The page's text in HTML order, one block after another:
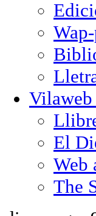
Vilaweb
El
Web
The